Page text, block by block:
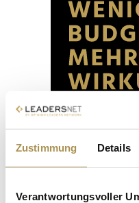
Zustimmung Details
Verantwortungsvoller